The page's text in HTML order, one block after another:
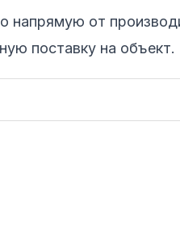
напрямую от
поставку на объект.